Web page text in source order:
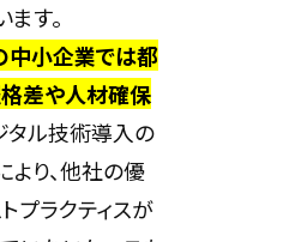
す。
中小企業では都
差や人材確保
タル技術導入の
より、他社の優
プラクティスが